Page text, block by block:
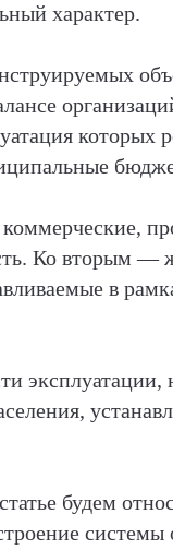
характер.
которых
Ко вторым —
в
эксплуатации,
будем